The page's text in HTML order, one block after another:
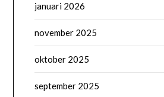
januari 2026
november 2025
oktober 2025
september 2025